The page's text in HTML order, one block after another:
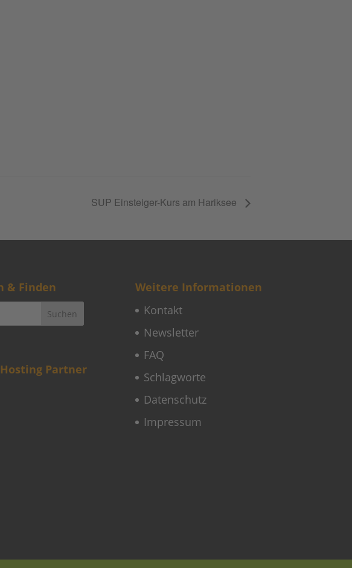
SUP Einsteiger-Kurs am Hariksee
& Finden
Partner
Weitere Informationen
Kontakt
Newsletter
FAQ
Schlagworte
Datenschutz
Impressum